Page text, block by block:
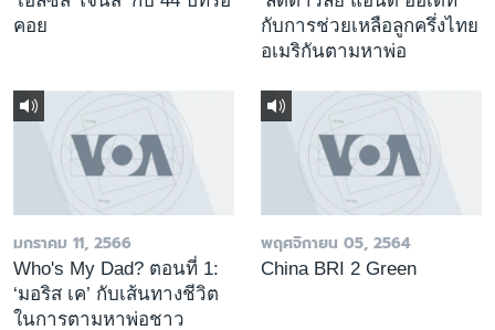
คอย
กับการช่วยเหลือลูกครึ่งไทย
อเมริกันตามหาพ่อ
มกราคม 11, 2566
Who's My Dad? ตอนที่ 1:
‘มอริส เค’ กับเส้นทางชีวิต
ในการตามหาพ่อชาว
พฤศจิกายน 05, 2564
China BRI 2 Green